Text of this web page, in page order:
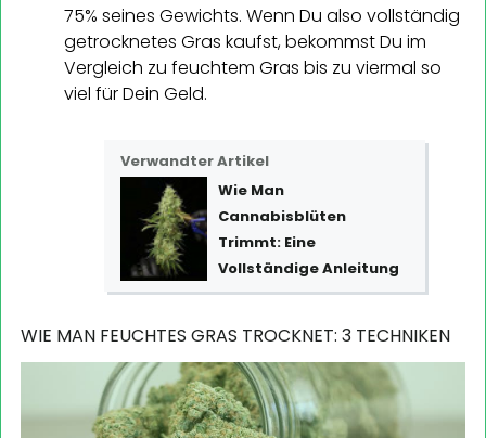
75% seines Gewichts. Wenn Du also vollständig
getrocknetes Gras kaufst, bekommst Du im
Vergleich zu feuchtem Gras bis zu viermal so
viel für Dein Geld.
Verwandter Artikel
Wie Man
Cannabisblüten
Trimmt: Eine
Vollständige Anleitung
WIE MAN FEUCHTES GRAS TROCKNET: 3 TECHNIKEN